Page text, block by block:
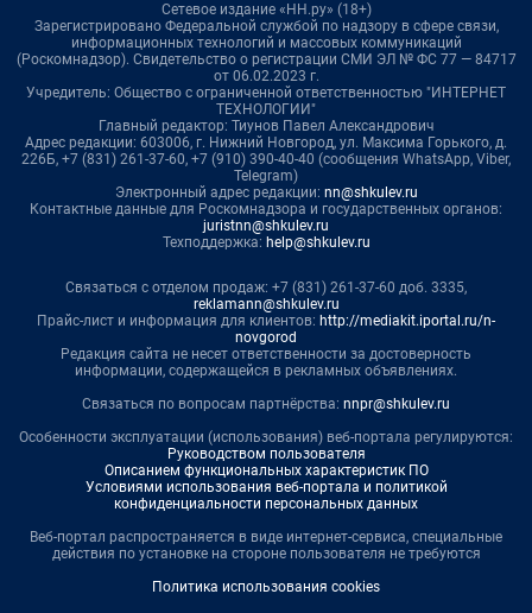
Сетевое издание «НН.ру» (18+)
Зарегистрировано Федеральной службой по надзору в сфере связи,
информационных технологий и массовых коммуникаций
(Роскомнадзор). Свидетельство о регистрации СМИ ЭЛ № ФС 77 — 84717
от 06.02.2023 г.
Учредитель: Общество с ограниченной ответственностью "ИНТЕРНЕТ
ТЕХНОЛОГИИ"
Главный редактор: Тиунов Павел Александрович
Адрес редакции: 603006, г. Нижний Новгород, ул. Максима Горького, д.
226Б, +7 (831) 261-37-60, +7 (910) 390-40-40 (сообщения WhatsApp, Viber,
Telegram)
Электронный адрес редакции: nn@shkulev.ru
Контактные данные для Роскомнадзора и государственных органов:
juristnn@shkulev.ru
Техподдержка: help@shkulev.ru
Связаться с отделом продаж: +7 (831) 261-37-60 доб. 3335,
reklamann@shkulev.ru
Прайс-лист и информация для клиентов: http://mediakit.iportal.ru/n-
novgorod
Редакция сайта не несет ответственности за достоверность
информации, содержащейся в рекламных объявлениях.
Связаться по вопросам партнёрства: nnpr@shkulev.ru
Особенности эксплуатации (использования) веб-портала регулируются:
Руководством пользователя
Описанием функциональных характеристик ПО
Условиями использования веб-портала и политикой
конфиденциальности персональных данных
Веб-портал распространяется в виде интернет-сервиса, специальные
действия по установке на стороне пользователя не требуются
Политика использования cookies